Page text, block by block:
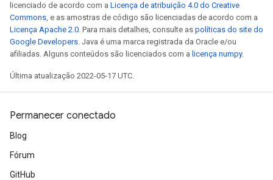
licenciado de acordo com a Licença de atribuição 4.0 do Creative
Commons, e as amostras de código são licenciadas de acordo com a
Licença Apache 2.0. Para mais detalhes, consulte as políticas do site do
Google Developers. Java é uma marca registrada da Oracle e/ou
afiliadas. Alguns conteúdos são licenciados com a licença numpy.
Última atualização 2022-05-17 UTC.
Permanecer conectado
Blog
Fórum
GitHub